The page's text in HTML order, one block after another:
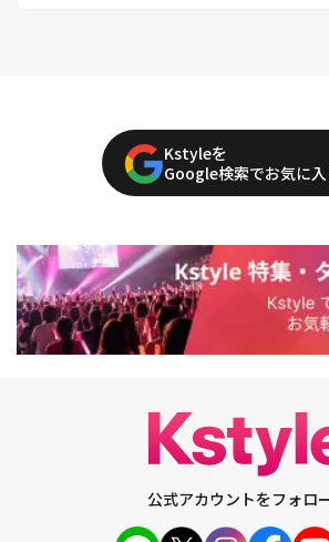
Kstyleを
Google検索でお気に
公式アカウントをフォロ